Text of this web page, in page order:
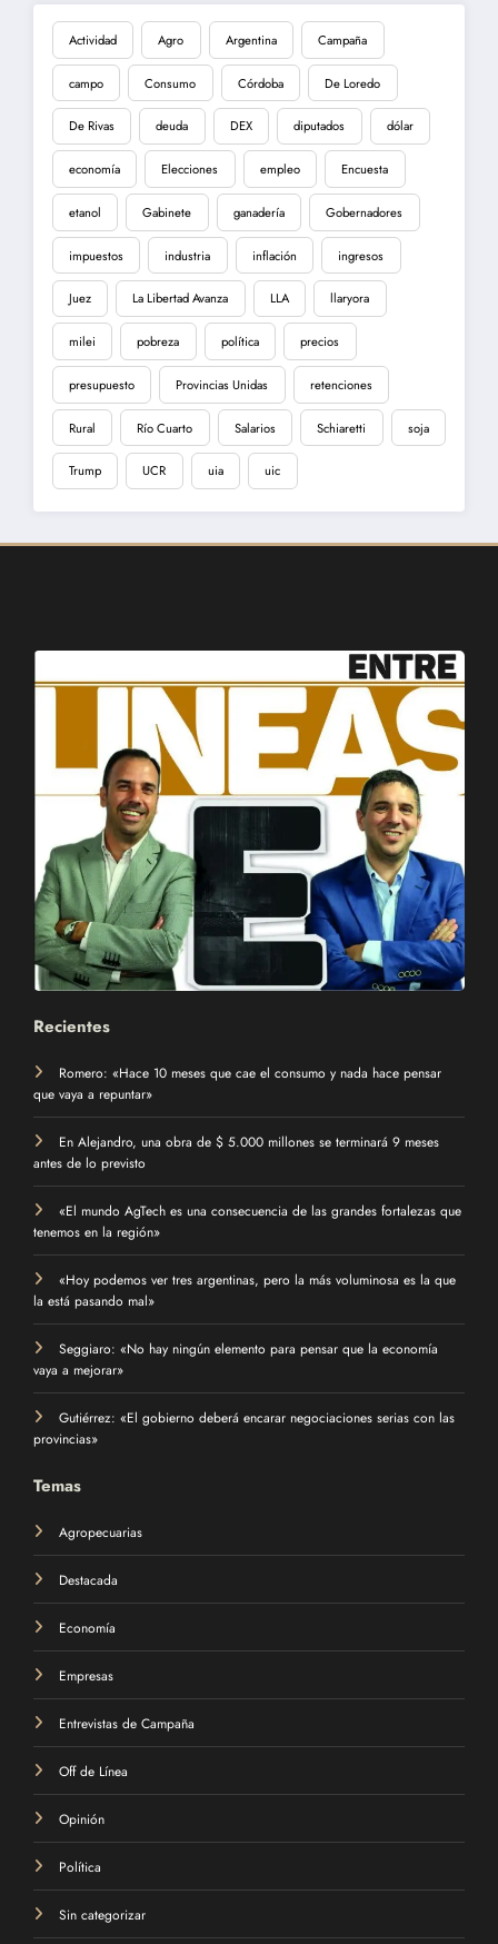
Actividad Agro Argentina Campaña
campo Consumo Córdoba De Loredo
De Rivas deuda DEX diputados dólar
economía Elecciones empleo Encuesta
etanol Gabinete ganadería Gobernadores
impuestos industria inflación ingresos
Juez La Libertad Avanza LLA llaryora
milei pobreza política precios
presupuesto Provincias Unidas retenciones
Rural Río Cuarto Salarios Schiaretti soja
Trump UCR uia uic
Recientes
Romero: «Hace 10 meses que cae el consumo y nada hace pensar
que vaya a repuntar»
En Alejandro, una obra de $ 5.000 millones se terminará 9 meses
antes de lo previsto
«El mundo AgTech es una consecuencia de las grandes fortalezas que
tenemos en la región»
«Hoy podemos ver tres argentinas, pero la más voluminosa es la que
la está pasando mal»
Seggiaro: «No hay ningún elemento para pensar que la economía
vaya a mejorar»
Gutiérrez: «El gobierno deberá encarar negociaciones serias con las
provincias»
Temas
Agropecuarias
Destacada
Economía
Empresas
Entrevistas de Campaña
Off de Línea
Opinión
Política
Sin categorizar